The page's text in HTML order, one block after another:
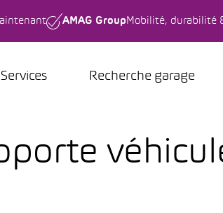
AMAG Group Mobilité, durabilité
Services Recherche garage